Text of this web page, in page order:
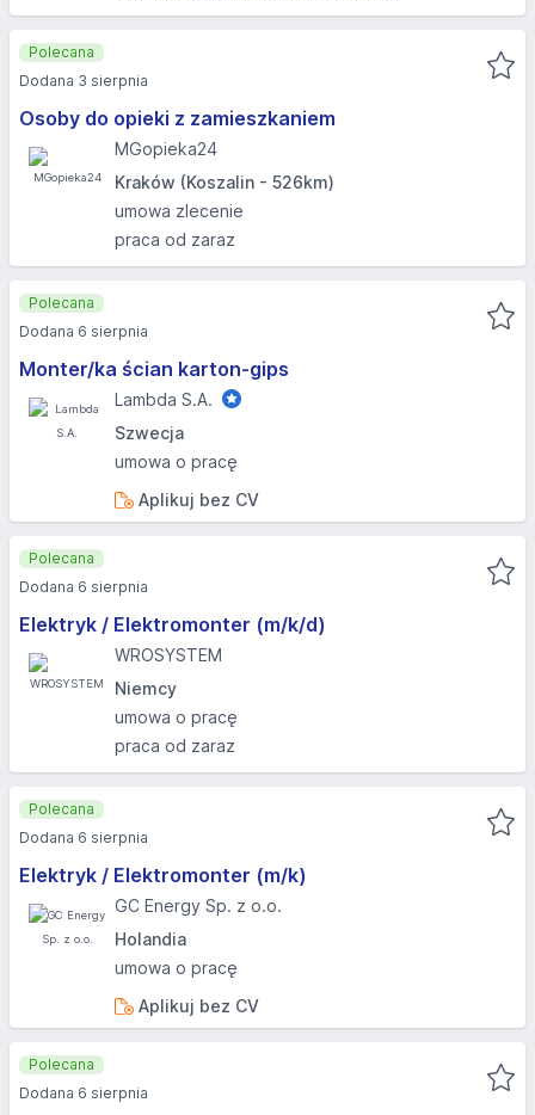
Osoby do opieki z zamieszkaniem
MGopieka24
Kraków (Koszalin - 526km)
umowa zlecenie
praca od zaraz
Polecana
Dodana 3 sierpnia
Monter/ka ścian karton-gips
Lambda S.A.
Szwecja
umowa o pracę
Aplikuj bez CV
Polecana
Dodana 6 sierpnia
Elektryk / Elektromonter (m/k/d)
WROSYSTEM
Niemcy
umowa o pracę
praca od zaraz
Polecana
Dodana 6 sierpnia
Elektryk / Elektromonter (m/k)
GC Energy Sp. z o.o.
Holandia
umowa o pracę
Aplikuj bez CV
Polecana
Dodana 6 sierpnia
Polecana
Dodana 6 sierpnia